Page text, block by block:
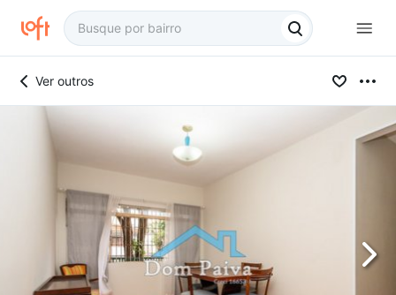
Ver outros